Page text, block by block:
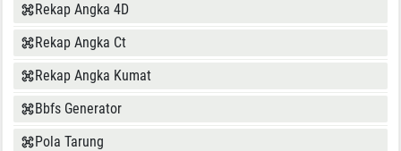
Rekap Angka 4D
Rekap Angka Ct
Rekap Angka Kumat
Bbfs Generator
Pola Tarung